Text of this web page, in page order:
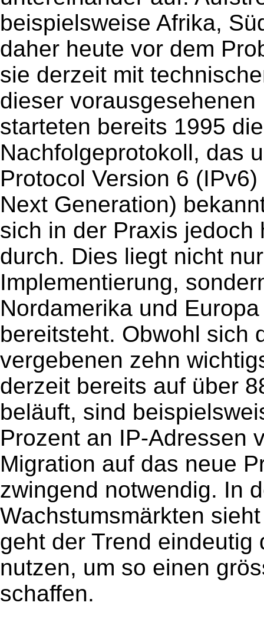
beispielsweise Afrika,
daher heute vor dem
sie derzeit mit
dieser
starteten bereits 1995
Nachfolgeprotokoll, das
Protocol Version 6
Next Generation)
sich in der Praxis
durch. Dies liegt nicht
Implementierung,
Nordamerika und
bereitsteht. Obwohl sich
vergebenen zehn
derzeit bereits auf über
beläuft, sind
Prozent an IP-Adressen
Migration auf das neue
zwingend notwendig. In
Wachstumsmärkten
geht der Trend
nutzen, um so einen
schaffen.